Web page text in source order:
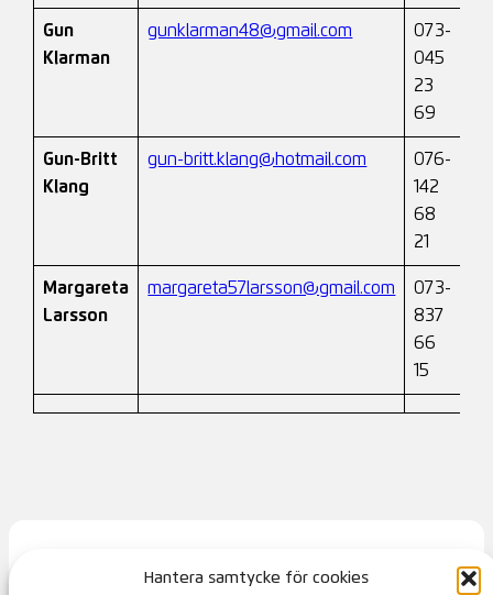
Hantera samtycke för cookies
Gun
Klarman
gunklarman48@gmail.com
073-
045
23
69
Gun-Britt
Klang
gun-britt.klang@hotmail.com
076-
142
68
21
Margareta
Larsson
margareta57larsson@gmail.com
073-
837
66
15